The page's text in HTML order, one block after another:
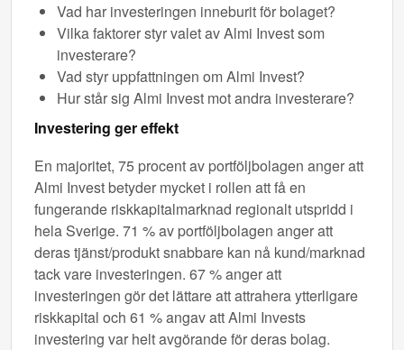
Vad har investeringen inneburit för bolaget?
Vilka faktorer styr valet av Almi Invest som
investerare?
Vad styr uppfattningen om Almi Invest?
Hur står sig Almi Invest mot andra investerare?
Investering ger effekt
En majoritet, 75 procent av portföljbolagen anger att
Almi Invest betyder mycket i rollen att få en
fungerande riskkapitalmarknad regionalt utspridd i
hela Sverige. 71 % av portföljbolagen anger att
deras tjänst/produkt snabbare kan nå kund/marknad
tack vare investeringen. 67 % anger att
investeringen gör det lättare att attrahera ytterligare
riskkapital och 61 % angav att Almi Invests
investering var helt avgörande för deras bolag.